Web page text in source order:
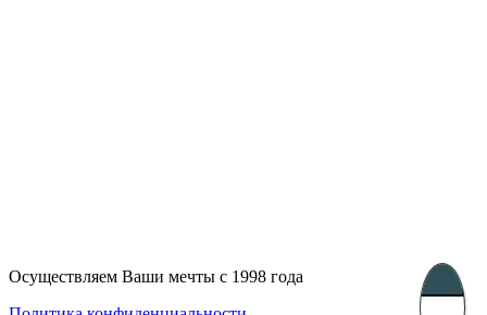
Осуществляем Ваши мечты с 1998 года